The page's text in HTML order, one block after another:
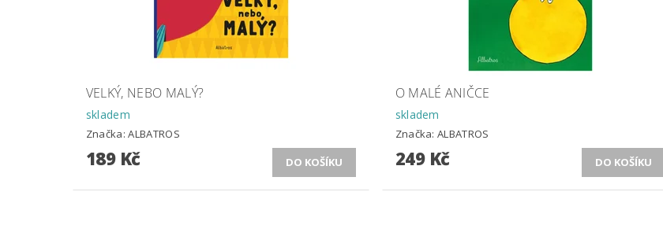
VELKÝ, NEBO MALÝ?
skladem
Značka:ALBATROS
189 Kč
O MALÉ ANIČCE
skladem
Značka:ALBATROS
249 Kč